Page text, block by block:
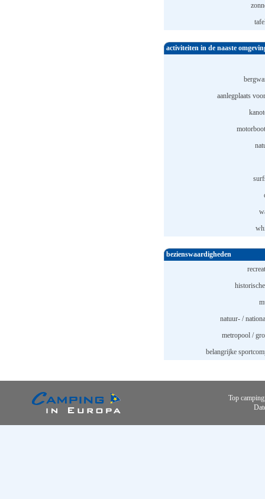
activiteiten in de naaste
aanlegplaats
bezienswaardigheden
natuur- /
metropool /
belangrijke
Top